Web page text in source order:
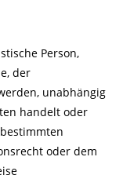
Person,
der
unabhängig
handelt oder
oder dem